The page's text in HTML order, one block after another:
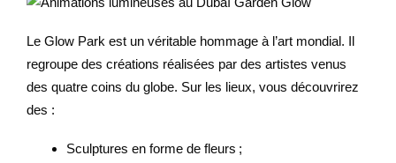
Le Glow Park est un véritable hommage à l’art mondial. Il
regroupe des créations réalisées par des artistes venus
des quatre coins du globe. Sur les lieux, vous découvrirez
des :
Sculptures en forme de fleurs ;